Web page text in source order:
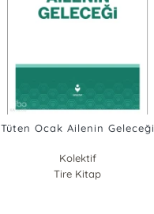
Tüten Ocak Ailenin Geleceği
Kolektif
Tire Kitap